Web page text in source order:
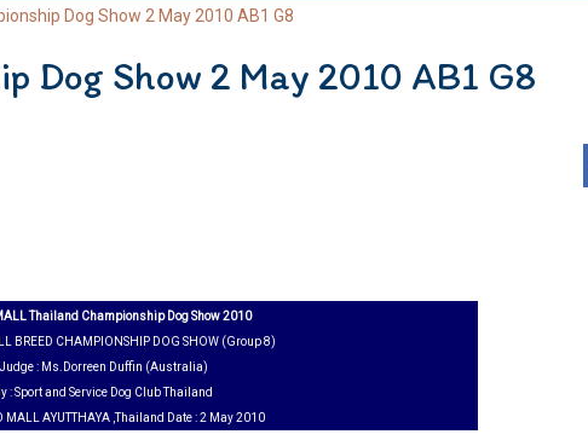
Dog Show 2 May 2010 AB1 G8
Dog Show 2 May 2010 AB1 G8
Thailand Championship Dog Show 2010
BREED CHAMPIONSHIP DOG SHOW (Group 8)
Judge : Ms.Dorreen Duffin (Australia)
: Sport and Service Dog Club Thailand
MALL AYUTTHAYA ,Thailand Date : 2 May 2010